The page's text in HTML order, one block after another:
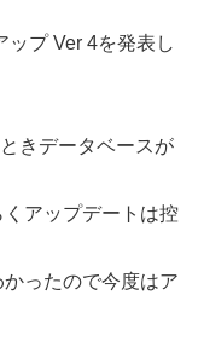
ップ Ver 4を発表し
きデータベースが
アップデートは控
ったので今度はア